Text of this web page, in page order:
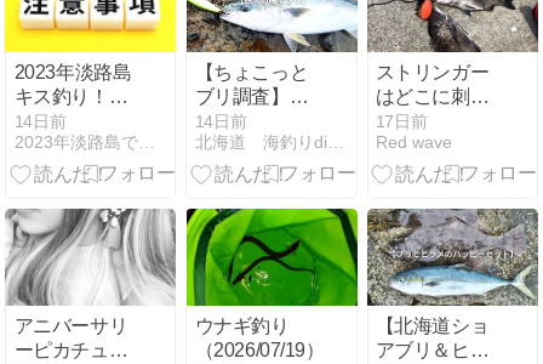
2023年淡路島
キス釣り！お
すすめポイン
ト浦県民サン
ビーチ南海岸
項を解説！
14日前
2023年淡路島でキス釣りのポイント！厳選して４つご紹介！
【ちょこっと
ブリ調査】
JOIN ALIVEに
釣り道具を積
んでいった釣
14日前
北海道 海釣りdiary
ストリンガー
はどこに刺
す？魚を弱ら
せない正しい
場所と使い方
17日前
Red wave
アニバーサリ
ーピカチュウ
ウナギ釣り
（2026/07/19）
【北海道ショ
アブリ＆ヒラ